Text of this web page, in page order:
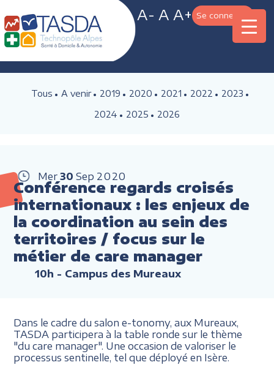
A- A A+ Se connecter
Tous A venir 2019 2020 2021 2022
2023
2024
2025 2026
Mer 30 Sep 2020
Conférence regards croisés
internationaux : les enjeux de
la coordination au sein des
territoires / focus sur le
métier de care manager
10h - Campus des Mureaux
Dans le cadre du salon e-tonomy, aux Mureaux,
TASDA participera à la table ronde sur le thème
"du care manager". Une occasion de valoriser le
processus sentinelle, tel que déployé en Isère.